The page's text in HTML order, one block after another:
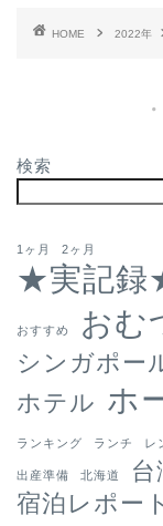
HOME 2022年
検索
1ヶ月 2ヶ月
★実記録
おすすめ おむ
シンガポー
ホテル ホ
ランキング ランチ レ
出産準備 北海道 台
宿泊レポート